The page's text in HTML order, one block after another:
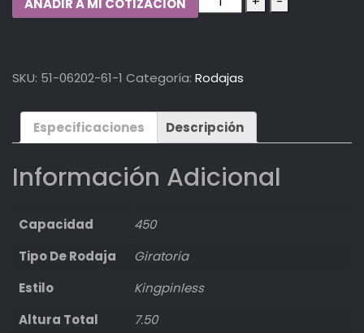
AÑADIR A MI COTIZACIÓN
06202-
quantity
SKU: 51-06202-61-1 Categoría: Rodajas
Especificaciones Descripción
Información Adicional
Capacidad
450
Tipo De Rodaja
Giratoria
Estilo
Kingpinless
Altura Total
7.50